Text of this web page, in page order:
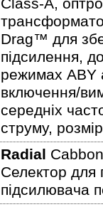
Class-A,
Drag™ для
підсилення,
режимах ABY
включення/
середніх
струму,
Radial
Селектор для
підсилювача